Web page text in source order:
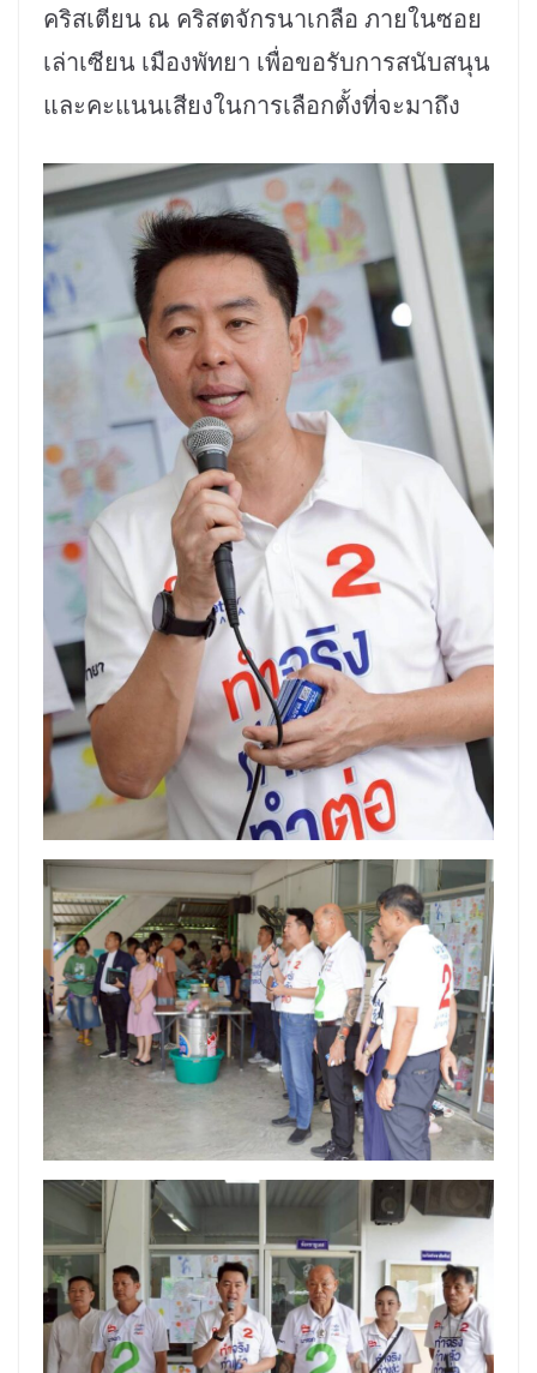
คริสเตียน ณ คริสตจักรนาเกลือ ภายในซอย
เล่าเซียน เมืองพัทยา เพื่อขอรับการสนับสนุน
และคะแนนเสียงในการเลือกตั้งที่จะมาถึง